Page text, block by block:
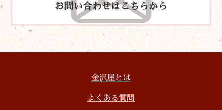
お問い合わせはこちらから
金沢屋とは
よくある質問